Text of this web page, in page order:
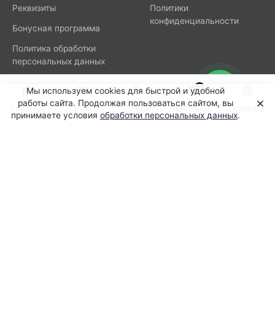
Реквизиты
Бонусная программа
Политика обработки
персональных данных
Политики
конфиденциальности
Подпишитесь на нашу рассылку
новостей
Мы используем cookies для быстрой и удобной
работы сайта. Продолжая пользоваться сайтом, вы
принимаете условия обработки персональных данных.
Главная Каталог Поиск
0
Корзина Профиль